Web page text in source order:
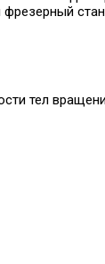
фрезерный
тел